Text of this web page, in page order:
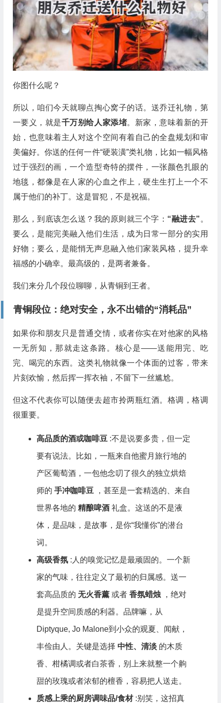
你图什么呢？
所以，咱们今天就聊点掏心窝子的话。送乔迁礼物，第
一要义，就是千万别给人家添堵。新家，意味着新的开
始，也意味着主人对这个空间有着自己的全盘规划和审
美偏好。你送的任何一件“硬装潢”类礼物，比如一幅风格
过于强烈的画，一个造型奇特的摆件，一张颜色扎眼的
地毯，都像是在人家的心血之作上，硬生生打上一个不
属于他们的补丁。这是冒犯，不是祝福。
那么，到底该怎么送？我的原则就三个字： “融进去” 。
要么，是能完美融入他们生活，成为日常一部分的实用
好物；要么，是能悄无声息融入他们家装风格，提升幸
福感的小确幸。最高级的，是两者兼备。
我们来分几个段位聊聊，从青铜到王者。
青铜段位：绝对安全，永不出错的“消耗品”
如果你和朋友只是普通交情，或者你实在对他家的风格
一无所知，那就走这条路。核心是——送能用完、吃
完、喝完的东西。这类礼物就像一个体面的过客，带来
片刻欢愉，然后挥一挥衣袖，不留下一丝尴尬。
但这不代表你可以随便去超市拎两瓶红酒。格调，格调
很重要。
高品质的酒或咖啡豆 :不是说要多贵，但一定
要有说法。比如，一瓶来自他蜜月旅行地的
产区葡萄酒，一包他念叨了很久的独立烘焙
师的 手冲咖啡豆 ，甚至是一套精选的、来自
世界各地的 精酿啤酒 礼盒。这送的不是液
体，是品味，是故事，是你“我懂你”的潜台
词。
高级香氛 :人的嗅觉记忆是最顽固的。一个新
家的气味，往往定义了最初的归属感。送一
套高品质的 无火香薰 或者 香氛蜡烛 ，绝对
是提升空间质感的利器。品牌嘛，从
Diptyque, Jo Malone到小众的观夏、闻献，
丰俭由人。关键是选择 中性、清淡 的木质
香、柑橘调或者白茶香，别上来就整一个齁
甜的玫瑰或者浓郁的檀香，容易把人送走。
质感上乘的厨房调味品/食材 :别笑，这招真